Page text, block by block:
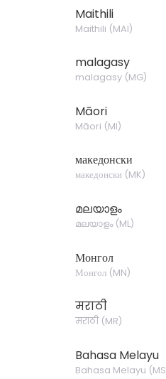
Maithili
Maithili (MAI)
malagasy
malagasy(MG)
Māori
Māori (MI)
македонски
македонски (MK)
മലയാളം
മലയാളം(ML)
Монгол
Монгол(MN)
मराठी
मराठी(MR)
Bahasa Melayu
Bahasa Melayu (MS